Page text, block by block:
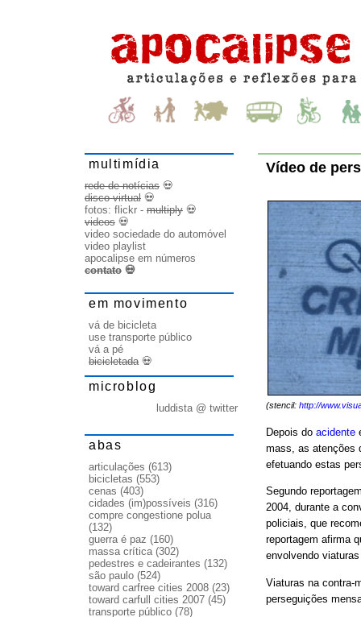
Vídeo de
(stencil: http://
Depois do acidente
mass, as atenções
efetuando estas
Segundo
2004, durante a
policiais, que
reportagem afirma
envolvendo
Viaturas na contra-
perseguições
multimídia
rede de notícias 💀
disco virtual 💀
fotos: flickr - multiply 💀
videos 💀
video sociedade do automóvel
video playlist
apocalipse em números
contato 💀
em movimento
vá de bicicleta
use transporte público
vá a pé
bicicletada💀
microblog
luddista @ twitter
abas
articulações (613)
bicicletas (553)
cenas (403)
cidades (im)possíveis (316)
compre congestione polua
(132)
guerra é paz (160)
massa crítica(302)
pedestres e cadeirantes (132)
são paulo (524)
toward carfree cities 2008 (23)
toward carfull cities 2007 (45)
transporte público (78)